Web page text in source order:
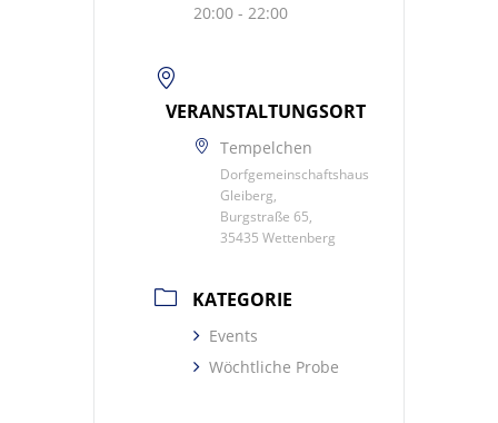
20:00 - 22:00
VERANSTALTUNGSORT
Tempelchen
Dorfgemeinschaftshaus
Gleiberg,
Burgstraße 65,
35435 Wettenberg
KATEGORIE
Events
Wöchtliche Probe